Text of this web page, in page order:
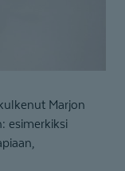
Marjon
esimerkiksi